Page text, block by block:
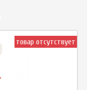
товар отсутствует